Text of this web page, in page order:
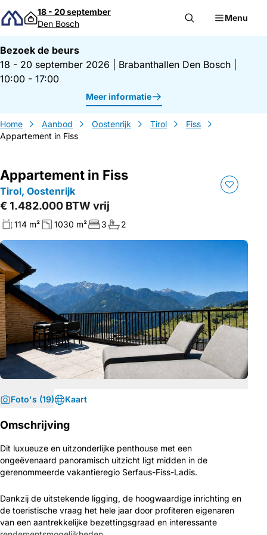
Direct naar inhoud
18 - 20 september
Den Bosch
Menu
Bezoek de beurs
18 - 20 september 2026
Brabanthallen Den Bosch
10:00 - 17:00
Meer informatie
Home Aanbod Oostenrijk Tirol
Fiss
Appartement in Fiss
Appartement in Fiss
Tirol, Oostenrijk
€ 1.482.000 BTW vrij
114 m² 1030 m² 3 2
Foto's (19) Kaart
Omschrijving
Dit luxueuze en uitzonderlijke penthouse met een
ongeëvenaard panoramisch uitzicht ligt midden in de
gerenommeerde vakantieregio Serfaus-Fiss-Ladis.
Dankzij de uitstekende ligging, de hoogwaardige inrichting en
de toeristische vraag het hele jaar door profiteren eigenaren
van een aantrekkelijke bezettingsgraad en interessante